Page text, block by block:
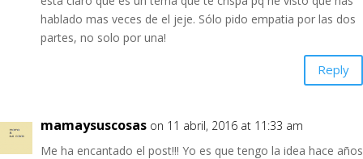
hablado mas veces de el jeje. Sólo pido empatia por las dos
partes, no solo por una!
Reply
mamaysuscosas on 11 abril, 2016 at 11:33 am
Me ha encantado el post!!! Yo es que tengo la idea hace años